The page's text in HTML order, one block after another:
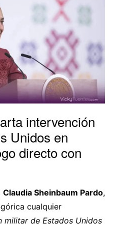
intervención
Unidos en
directo con
Claudia Sheinbaum Pardo,
cualquier
militar de Estados Unidos